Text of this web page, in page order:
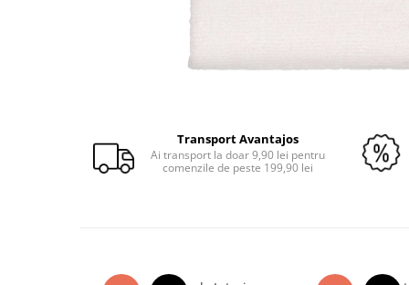
Facebook
Transport Avantajos
Ai transport la doar 9,90 lei pentru
comenzile de peste 199,90 lei